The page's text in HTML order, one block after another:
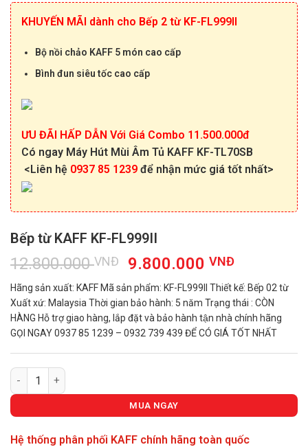
KHUYẾN MÃI dành cho Bếp 2 từ KF-FL999II
Bộ nồi chảo KAFF 5 món cao cấp
Bình đun siêu tốc cao cấp
ƯU ĐÃI HẤP DẪN Với Giá Combo 11.500.000đ
Có ngay Máy Hút Mùi Âm Tủ KAFF KF-TL70SB
<Liên hệ 0937 85 1239 để nhận mức giá tốt nhất>
Bếp từ KAFF KF-FL999II
12.800.000VNĐ
Giá
gốc
là:
12.800.000 VNĐ.
9.800.000VNĐGiá
hiện
tại
là:
Hãng sản xuất: KAFF Mã sản phẩm: KF-FL999II Thiết kế: Bếp 02 từ
Xuất xứ: Malaysia Thời gian bảo hành: 5 năm Trạng thái : CÒN
HÀNG Hỗ trợ giao hàng, lắp đặt và bảo hành tận nhà chính hãng
GỌI NGAY 0937 85 1239 – 0932 739 439 ĐỂ CÓ GIÁ TỐT NHẤT
Bếp từ KAFF KF-FL999II số lượng
MUA NGAY
Hệ thống phân phối KAFF chính hãng toàn quốc